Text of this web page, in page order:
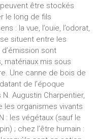
peuvent être stockés
le long de fils
: la vue, l’ouïe, l’odorat,
se situent entre les
sont
matériaux mis sous
Une canne de bois de
de l’époque
Augustin Charpentier,
les organismes vivants
: les végétaux (sauf le
; chez l’être humain :